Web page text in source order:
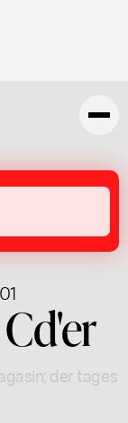
der tages